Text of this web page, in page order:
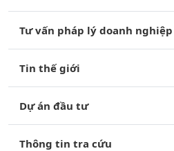
Tư vấn pháp lý doanh nghiệp
Tin thế giới
Dự án đầu tư
Thông tin tra cứu